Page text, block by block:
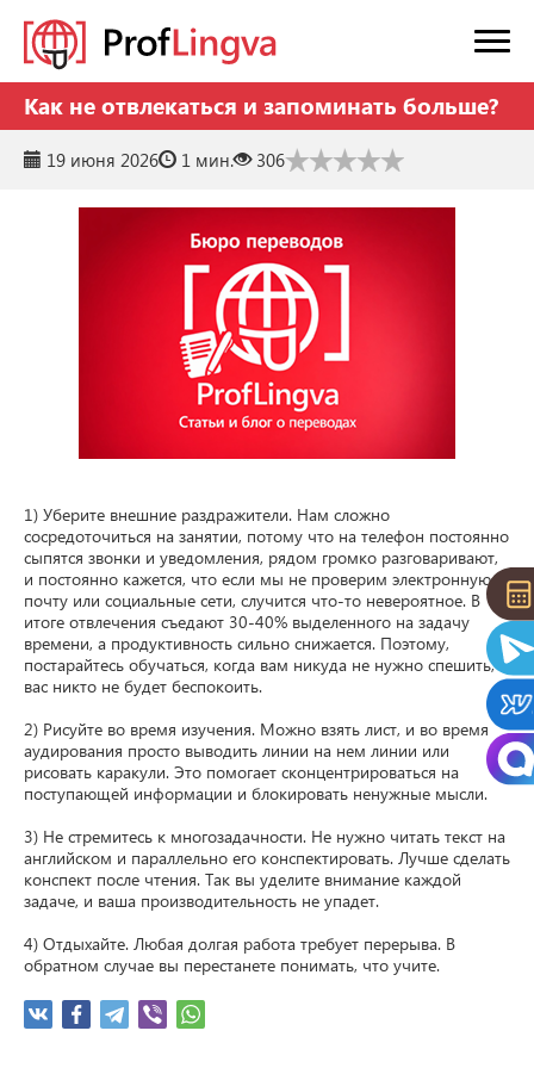
Как не отвлекаться и запоминать больше?
19 июня 2026 1 мин. 306
1) Уберите внешние раздражители. Нам сложно
сосредоточиться на занятии, потому что на телефон постоянно
сыпятся звонки и уведомления, рядом громко разговаривают,
и постоянно кажется, что если мы не проверим электронную
почту или социальные сети, случится что-то невероятное. В
итоге отвлечения съедают 30-40% выделенного на задачу
времени, а продуктивность сильно снижается. Поэтому,
постарайтесь обучаться, когда вам никуда не нужно спешить, и
вас никто не будет беспокоить.
2) Рисуйте во время изучения. Можно взять лист, и во время
аудирования просто выводить линии на нем линии или
рисовать каракули. Это помогает сконцентрироваться на
поступающей информации и блокировать ненужные мысли.
3) Не стремитесь к многозадачности. Не нужно читать текст на
английском и параллельно его конспектировать. Лучше сделать
конспект после чтения. Так вы уделите внимание каждой
задаче, и ваша производительность не упадет.
4) Отдыхайте. Любая долгая работа требует перерыва. В
обратном случае вы перестанете понимать, что учите.